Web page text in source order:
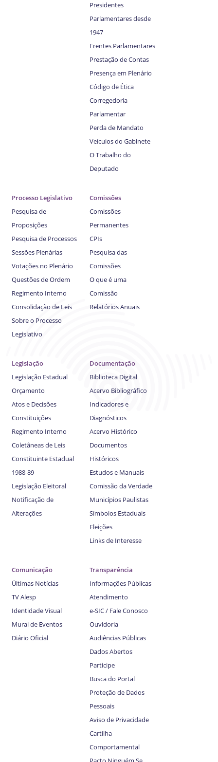
Presidentes
Parlamentares desde
1947
Frentes Parlamentares
Prestação de Contas
Presença em Plenário
Código de Ética
Corregedoria
Parlamentar
Perda de Mandato
Veículos do Gabinete
O Trabalho do
Deputado
Processo Legislativo
Pesquisa de
Proposições
Pesquisa de Processos
Sessões Plenárias
Votações no Plenário
Questões de Ordem
Regimento Interno
Consolidação de Leis
Sobre o Processo
Legislativo
Comissões
Comissões
Permanentes
CPIs
Pesquisa das
Comissões
O que é uma
Comissão
Relatórios Anuais
Legislação
Legislação Estadual
Orçamento
Atos e Decisões
Constituições
Regimento Interno
Coletâneas de Leis
Constituinte Estadual
1988-89
Legislação Eleitoral
Notificação de
Alterações
Documentação
Biblioteca Digital
Acervo Bibliográfico
Indicadores e
Diagnósticos
Acervo Histórico
Documentos
Históricos
Estudos e Manuais
Comissão da Verdade
Municípios Paulistas
Símbolos Estaduais
Eleições
Links de Interesse
Comunicação
Últimas Notícias
TV Alesp
Identidade Visual
Mural de Eventos
Diário Oficial
Transparência
Informações Públicas
Atendimento
e-SIC / Fale Conosco
Ouvidoria
Audiências Públicas
Dados Abertos
Participe
Busca do Portal
Proteção de Dados
Pessoais
Aviso de Privacidade
Cartilha
Comportamental